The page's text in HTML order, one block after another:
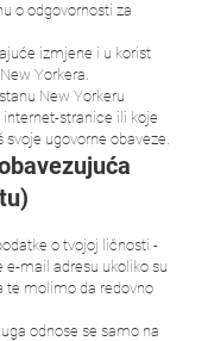
o odgovornosti za
izmjene i u korist
Yorkera.
New Yorkeru
stranice ili koje
ugovorne obaveze.
o tvojoj ličnosti -
e-mail adresu ukoliko su
te molimo da redovno
odnose se samo na